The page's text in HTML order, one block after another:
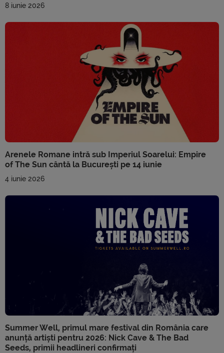
8 iunie 2026
Arenele Romane intră sub Imperiul Soarelui: Empire
of The Sun cântă la București pe 14 iunie
4 iunie 2026
Summer Well, primul mare festival din România care
anunță artiști pentru 2026: Nick Cave & The Bad
Seeds, primii headlineri confirmați